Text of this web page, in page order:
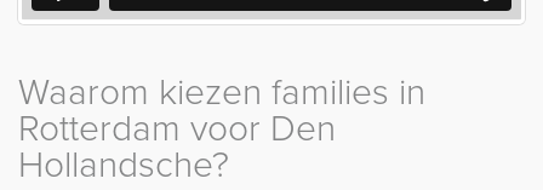
Waarom kiezen families in
Rotterdam voor Den
Hollandsche?